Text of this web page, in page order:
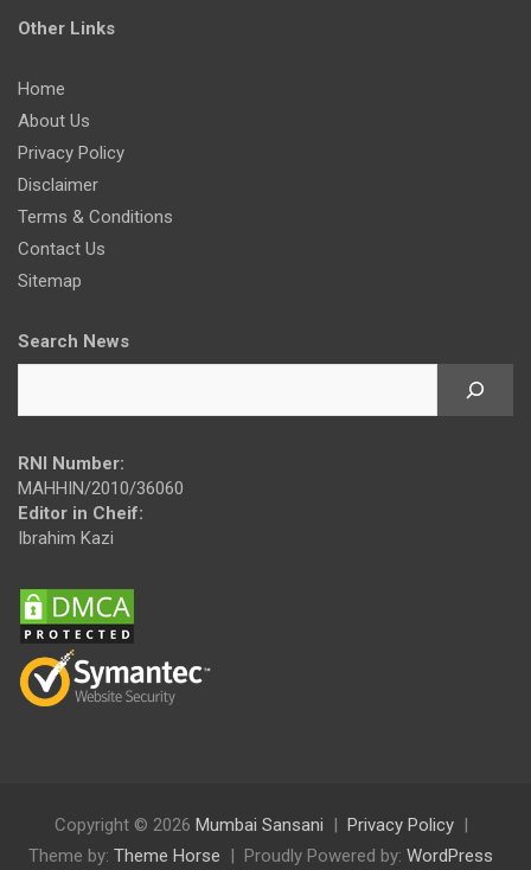
Other Links
Home
About Us
Privacy Policy
Disclaimer
Terms & Conditions
Contact Us
Sitemap
Search News
RNI Number:
MAHHIN/2010/36060
Editor in Cheif:
Ibrahim Kazi
Copyright © 2026 Mumbai Sansani
Privacy Policy
Theme by: Theme Horse Proudly Powered by: WordPress